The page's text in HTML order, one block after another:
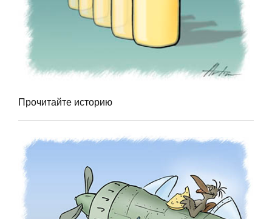
Прочитайте историю